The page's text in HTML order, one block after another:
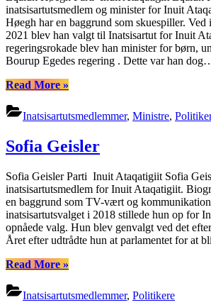
inatsisartutsmedlem og minister for Inuit
Høegh har en baggrund som skuespiller. Ved
2021 blev han valgt til Inatsisartut for Inuit
regeringsrokade blev han minister for børn,
Bourup Egedes regering . Dette var han
Read More“Eqaluk
»
Inatsisartutsmedlemmer, Ministre,
Sofia Geisler
Sofia Geisler Parti Inuit Ataqatigiit Sofia
inatsisartutsmedlem for Inuit Ataqatigiit.
en baggrund som TV-vært og
inatsisartutsvalget i 2018 stillede hun op for
opnåede valg. Hun blev genvalgt ved det
Året efter udtrådte hun at parlamentet for at
Read More“Sofia
»
Inatsisartutsmedlemmer, Politikere